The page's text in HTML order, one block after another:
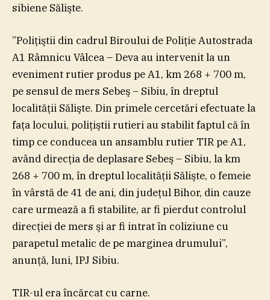
sibiene Sălişte.
”Poliţiştii din cadrul Biroului de Poliţie Autostrada
A1 Râmnicu Vâlcea – Deva au intervenit la un
eveniment rutier produs pe A1, km 268 + 700 m,
pe sensul de mers Sebeş – Sibiu, în dreptul
localităţii Sălişte. Din primele cercetări efectuate la
faţa locului, poliţiştii rutieri au stabilit faptul că în
timp ce conducea un ansamblu rutier TIR pe A1,
având direcţia de deplasare Sebeş – Sibiu, la km
268 + 700 m, în dreptul localităţii Sălişte, o femeie
în vârstă de 41 de ani, din judeţul Bihor, din cauze
care urmează a fi stabilite, ar fi pierdut controlul
direcţiei de mers şi ar fi intrat în coliziune cu
parapetul metalic de pe marginea drumului”,
anunţă, luni, IPJ Sibiu.
TIR-ul era încărcat cu carne.